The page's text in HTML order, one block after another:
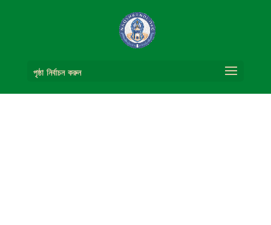
পৃষ্ঠা নির্বাচন করুন